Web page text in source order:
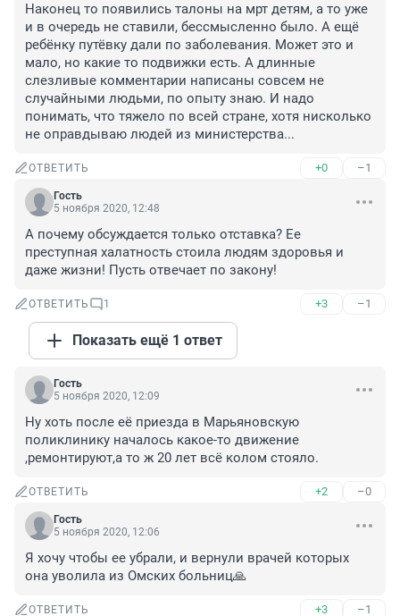
Наконец то появились талоны на мрт детям, а то уже
и в очередь не ставили, бессмысленно было. А ещё
ребёнку путёвку дали по заболевания. Может это и
мало, но какие то подвижки есть. А длинные
слезливые комментарии написаны совсем не
случайными людьми, по опыту знаю. И надо
понимать, что тяжело по всей стране, хотя нисколько
не оправдываю людей из министерства...
ОТВЕТИТЬ +0 –1
Гость
5 ноября 2020, 12:48
А почему обсуждается только отставка? Ее
преступная халатность стоила людям здоровья и
даже жизни! Пусть отвечает по закону!
ОТВЕТИТЬ 1 +3 –1
Показать ещё 1 ответ
Гость
5 ноября 2020, 12:09
Ну хоть после её приезда в Марьяновскую
поликлинику началось какое-то движение
,ремонтируют,а то ж 20 лет всё колом стояло.
ОТВЕТИТЬ +2 –0
Гость
5 ноября 2020, 12:06
Я хочу чтобы ее убрали, и вернули врачей которых
она уволила из Омских больниц🙏
ОТВЕТИТЬ +3 –1